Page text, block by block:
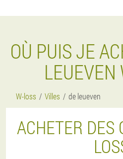
OÙ PUIS JE
LEUEVEN
W-loss Villes de leueven
ACHETER DES